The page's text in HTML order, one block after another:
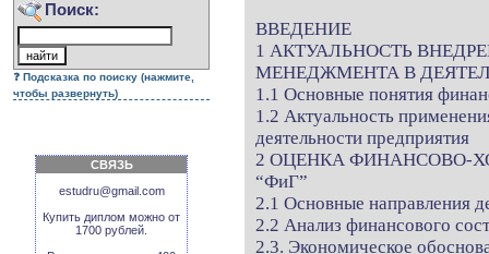
Поиск:
Подсказка по поиску (нажмите,
чтобы развернуть)
СВЯЗЬ
estudru@gmail.com
Купить диплом можно от
1700 рублей.
ВВЕДЕНИЕ
1 АКТУАЛЬНОСТЬ
МЕНЕДЖМЕНТА В
1.1 Основные понятия
1.2 Актуальность
деятельности предприятия
2 ОЦЕНКА ФИНАНСОВО-
“ФиГ”
2.1 Основные направления
2.2 Анализ финансового
2.3. Экономическое